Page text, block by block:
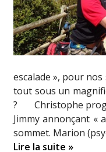
escalade », pour
tout sous un
? Christophe
Jimmy annonçant «
sommet. Marion
Lire la suite »